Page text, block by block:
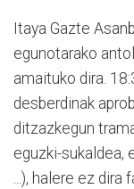
Itaya Gazte
egunotarako
amaituko dira.
desberdinak
ditzazkegun
eguzki-sukaldea,
...), halere ez dira